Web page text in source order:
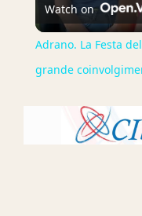
Watch on
Adrano. La Festa
grande